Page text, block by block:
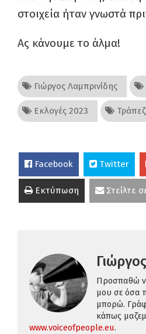
στοιχεία ήταν γνωστά
Ας κάνουμε το άλμα!
Γιώργος Λαμπρινίδης
Εκλογές 2023
Facebook Twitter
Εκτύπωση Στείλτε
Προσπαθώ
μου σε όσα
μπορώ.
κάπως
www.voiceofpeople.eu.